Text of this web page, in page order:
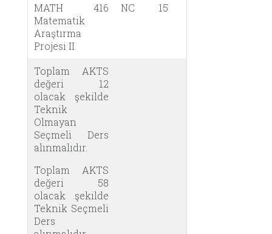
MATH 416
Matematik
Araştırma
Projesi II
NC 15
Toplam AKTS
değeri 12
olacak şekilde
Teknik
Olmayan
Seçmeli Ders
alınmalıdır.
Toplam AKTS
değeri 58
olacak şekilde
Teknik Seçmeli
Ders